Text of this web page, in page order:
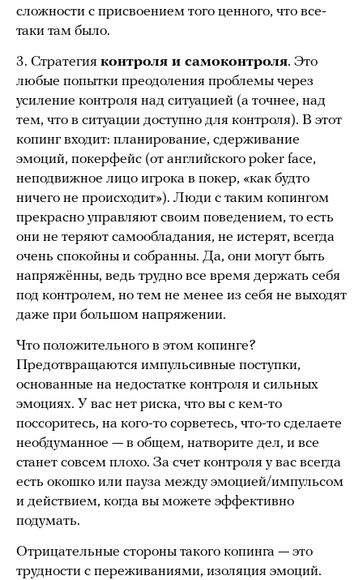
сложности с присвоением того ценного, что все-
таки там было.
3. Стратегия контроля и самоконтроля. Это
любые попытки преодоления проблемы через
усиление контроля над ситуацией (а точнее, над
тем, что в ситуации доступно для контроля). В этот
копинг входит: планирование, сдерживание
эмоций, покерфейс (от английского poker face,
неподвижное лицо игрока в покер, «как будто
ничего не происходит»). Люди с таким копингом
прекрасно управляют своим поведением, то есть
они не теряют самообладания, не истерят, всегда
очень спокойны и собранны. Да, они могут быть
напряжённы, ведь трудно все время держать себя
под контролем, но тем не менее из себя не выходят
даже при большом напряжении.
Что положительного в этом копинге?
Предотвращаются импульсивные поступки,
основанные на недостатке контроля и сильных
эмоциях. У вас нет риска, что вы с кем-то
поссоритесь, на кого-то сорветесь, что-то сделаете
необдуманное — в общем, натворите дел, и все
станет совсем плохо. За счет контроля у вас всегда
есть окошко или пауза между эмоцией/импульсом
и действием, когда вы можете эффективно
подумать.
Отрицательные стороны такого копинга — это
трудности с переживаниями, изоляция эмоций.